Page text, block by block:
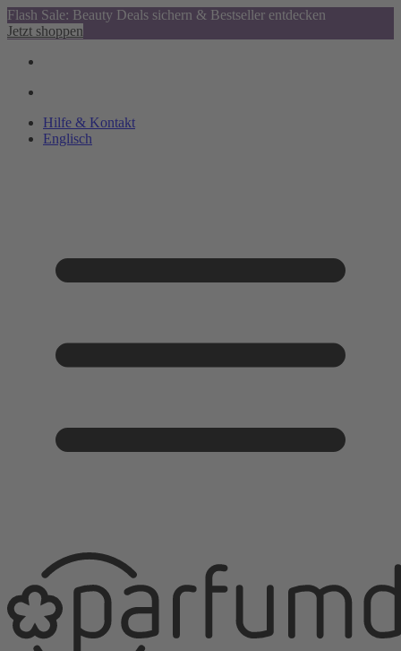
Flash Sale: Beauty Deals sichern & Bestseller entdecken
Jetzt shoppen
Hilfe & Kontakt
Englisch